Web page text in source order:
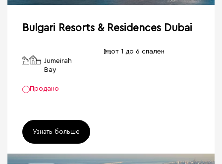
Bulgari Resorts & Residences Dubai
Jumeirah
Bay
от 1 до 6 спален
Продано
Узнать больше